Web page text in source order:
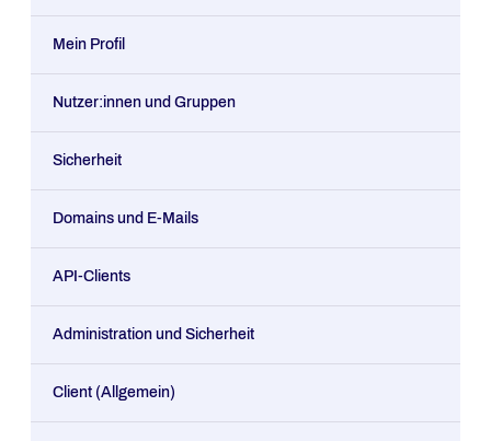
Mein Profil
Nutzer:innen und Gruppen
Sicherheit
Domains und E-Mails
API-Clients
Administration und Sicherheit
Client (Allgemein)